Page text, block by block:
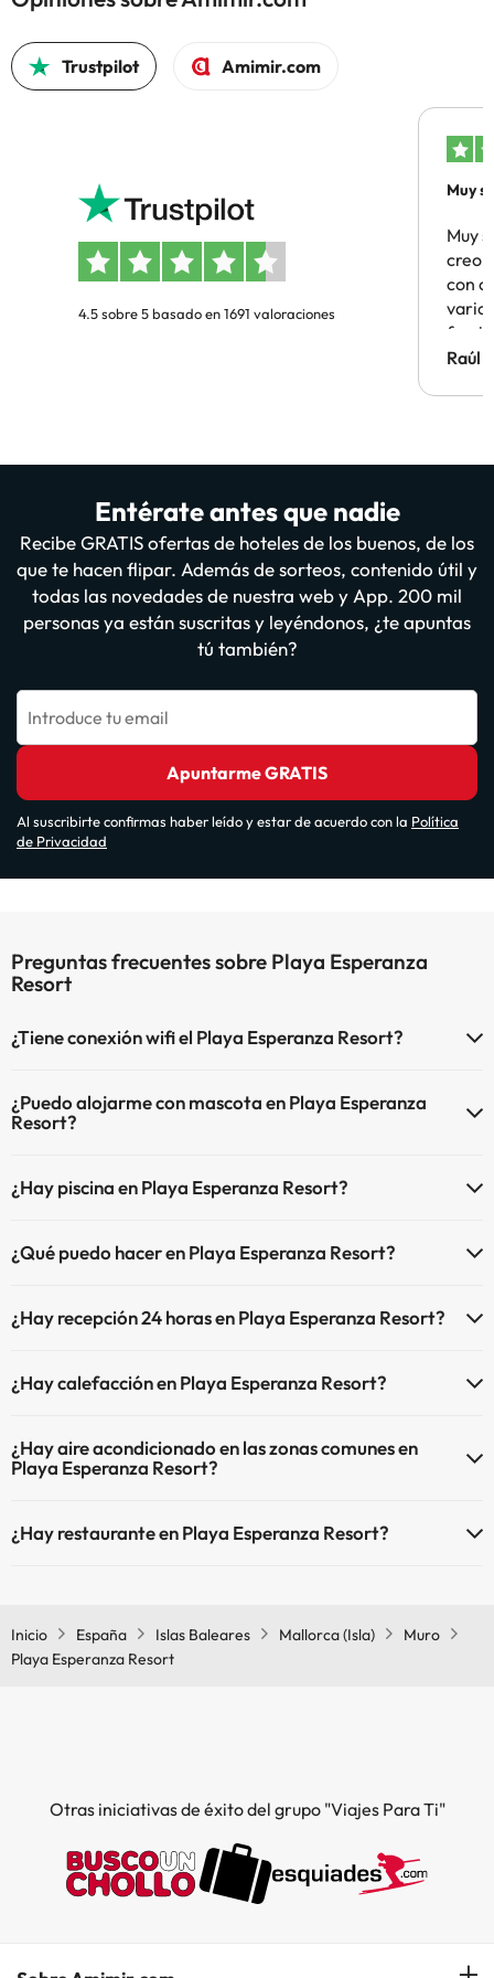
Trustpilot Amimir.com
4.5 sobre 5 basado en 1691 valoraciones
Muy
Muy
creo
con
Hotel
Raúl
Entérate antes que nadie
Recibe GRATIS ofertas de hoteles de los buenos, de los
que te hacen flipar. Además de sorteos, contenido útil y
todas las novedades de nuestra web y App. 200 mil
personas ya están suscritas y leyéndonos, ¿te apuntas
tú también?
Introduce tu email
Apuntarme GRATIS
Al suscribirte confirmas haber leído y estar de acuerdo con la Política
de Privacidad
Preguntas frecuentes sobre Playa Esperanza
Resort
¿Tiene conexión wifi el Playa Esperanza Resort?
¿Puedo alojarme con mascota en Playa Esperanza
Resort?
¿Hay piscina en Playa Esperanza Resort?
pago) Aquí tienes más info sobre la piscina y otras instalaciones.
¿Qué puedo hacer en Playa Esperanza Resort?
(algunas pueden ser de pago).
¿Hay recepción 24 horas en Playa Esperanza Resort?
¿Hay calefacción en Playa Esperanza Resort?
¿Hay aire acondicionado en las zonas comunes en
Playa Esperanza Resort?
comunes.
¿Hay restaurante en Playa Esperanza Resort?
Inicio España Islas Baleares Mallorca (Isla)
Muro
Playa Esperanza Resort
Otras iniciativas de éxito del grupo "Viajes Para Ti"